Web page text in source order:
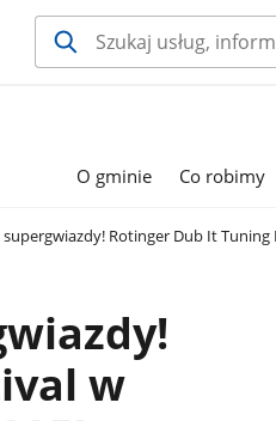
O gminie Co robimy
Rotinger Dub It Tuning
w